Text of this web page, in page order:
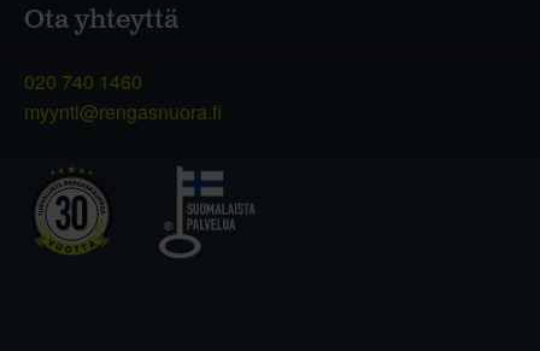
Ota yhteyttä
020 740 1460
myynti@rengasnuora.fi